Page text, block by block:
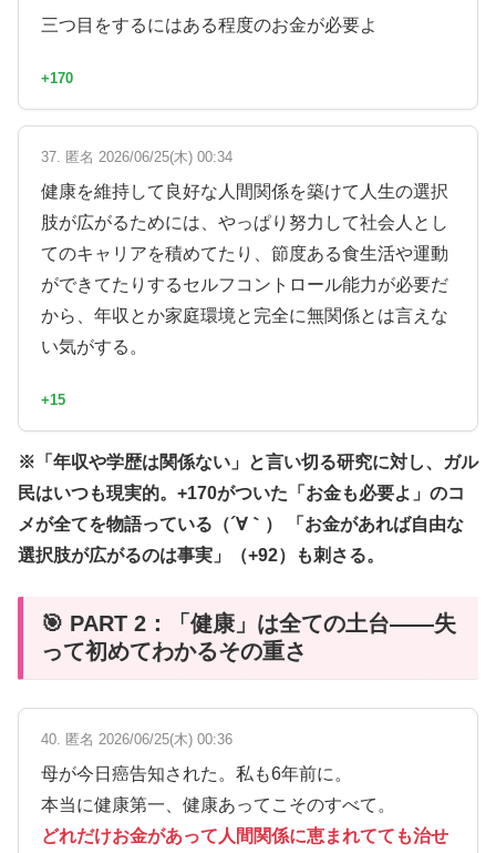
三つ目をするにはある程度のお金が必要よ
+170
37. 匿名 2026/06/25(木) 00:34
健康を維持して良好な人間関係を築けて人生の選択
肢が広がるためには、やっぱり努力して社会人とし
てのキャリアを積めてたり、節度ある食生活や運動
ができてたりするセルフコントロール能力が必要だ
から、年収とか家庭環境と完全に無関係とは言えな
い気がする。
+15
※「年収や学歴は関係ない」と言い切る研究に対し、ガル
民はいつも現実的。+170がついた「お金も必要よ」のコ
メが全てを物語っている（´∀｀） 「お金があれば自由な
選択肢が広がるのは事実」（+92）も刺さる。
🎯 PART 2：「健康」は全ての土台——失
って初めてわかるその重さ
40. 匿名 2026/06/25(木) 00:36
母が今日癌告知された。私も6年前に。
本当に健康第一、健康あってこそのすべて。
どれだけお金があって人間関係に恵まれてても治せ